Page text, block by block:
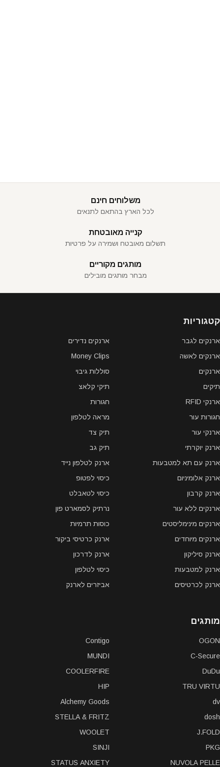
משלוחים חינם
לכל הארץ בהתאם לתנאים
קנייה מאובטחת
תשלום מאובטח ושמירה על פרטיות
מותגים מקוריים
מבחר מותגים מובילים
קטגוריות
ארנקים לגבר
ארנקים לאשה
ארנקים
תיקים
ארנקי RFID
חגורות עור
ארנקי עור
ארנק יוקרתי
ארנק עם תא למטבעות
ארנק אלומיניום
ארנק קרבון
ארנקים ללא עור
ארנקים מינימליסטים
ארנקים מיוחדים
ארנק סיליקון
ארנק למטבעות
ארנק לכרטיסים
ארנקים נדירים
Money Clips
סוללות גיבוי
תיקי קלאצ
חגורות
מראה לטלפון
תיק צד
תיק גב
ארנק לטלפון נייד
כיסוי לפטופ
כיסוי לטאבלט
נרתיק לסמארט פון
כוסות תרמיות
ארנק כרטיסי ביקור
ארנק לדרכון
כיסוי לטלפון
אביזרים לארנק
מותגים
OGON
C-Secure
DuDu
TRU VIRTU
dv
dosh
J.FOLD
PKG
NUVOLA PELLE
Contigo
MUNDI
COOLERFIRE
HIP
Alchemy Goods
STELLA & FRITZ
WOOLET
SINJI
STATUS ANXIETY